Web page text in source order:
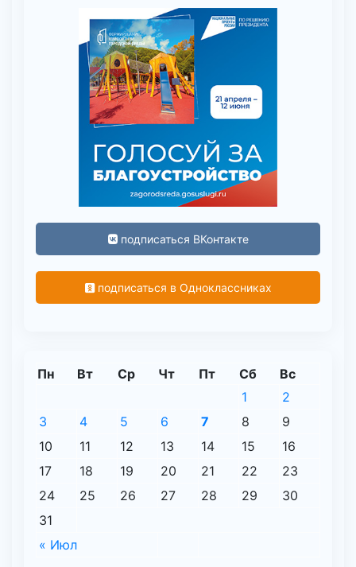
подписаться ВКонтакте
подписаться в Одноклассниках
Пн Вт Ср Чт Пт Сб Вс
« Июл
1
2
3
4 5 6 7 8
9
10
11 12 13 14 15
16
17
18 19 20 21 22
23
24
25 26 27 28 29
30
31